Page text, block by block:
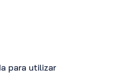
para utilizar